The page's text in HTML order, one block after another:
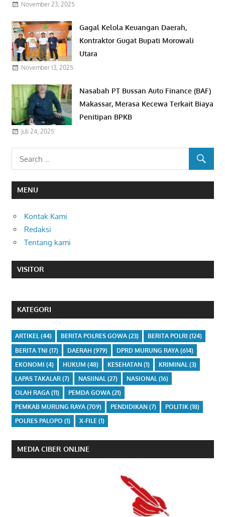
November 23, 2025
Gagal Kelola Keuangan Daerah,
Kontraktor Gugat Bupati Morowali
Utara
November 13, 2025
Nasabah PT Bussan Auto Finance (BAF)
Makassar, Merasa Kecewa Terkait Biaya
Penitipan BPKB
Juli 24, 2025
MENU
Kontak Kami
Redaksi
Tentang kami
VISITOR
KATEGORI
ARTIKEL(44) BERITA POLRES GOWA(23) BERITA POLRI (124)
BERITA TNI (17) DAERAH (979) DPRD MURUNG RAYA(614)
EKONOMI (4) HUKUM (48) KESEHATAN(1) KRIMINAL (3)
LAPAS TAKALAR(7) NASIINAL (27) NASIONAL (16)
OLAH RAGA(11) PEMDA GOWA(21)
PEMKAB MURUNG RAYA(709) PENDIDIKAN(7) POLITIK(18)
POLRES PALOPO (1) X-FILE(1)
MEDIA CIBER ONLINE